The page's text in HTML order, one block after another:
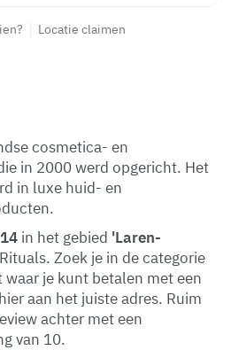
cosmetica- en
in 2000 werd opgericht. Het
in luxe huid- en
in het gebied 'Laren-
Zoek je in de categorie
je kunt betalen met een
aan het juiste adres. Ruim
achter met een
van 10.
Locatie claimen